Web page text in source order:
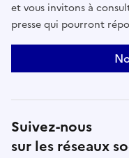
et vous invitons à
presse qui pourront
Suivez-nous
sur les réseaux